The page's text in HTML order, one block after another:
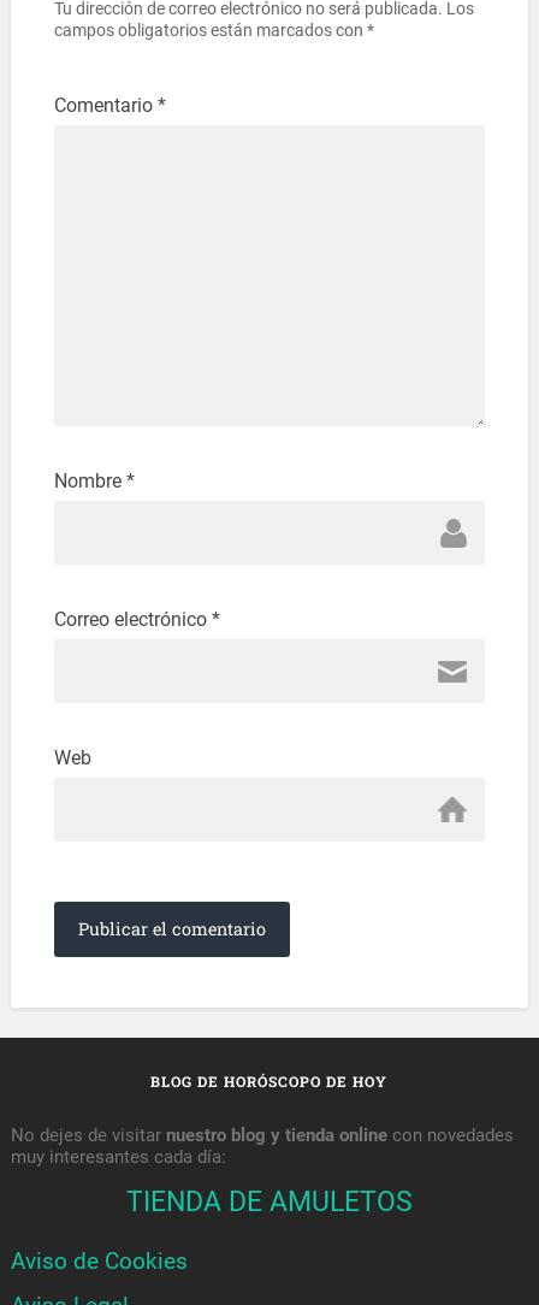
Tu dirección de correo electrónico no será publicada. Los
campos obligatorios están marcados con *
Comentario *
Nombre *
Correo electrónico *
Web
BLOG DE HORÓSCOPO DE HOY
No dejes de visitar nuestro blog y tienda onlinecon novedades
muy interesantes cada día:
TIENDA DE AMULETOS
Aviso de Cookies